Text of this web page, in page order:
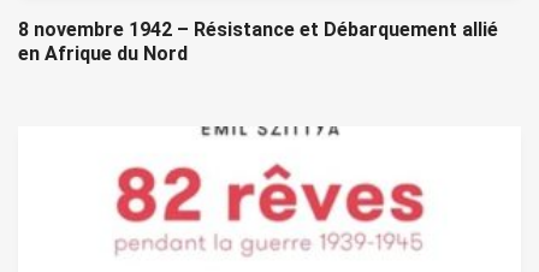
8 novembre 1942 – Résistance et Débarquement allié
en Afrique du Nord